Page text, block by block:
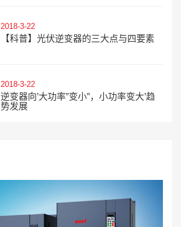
2018-3-22
【科普】光伏逆变器的三大点与四要素
2018-3-22
逆变器向’大功率”变小”，小功率变大’趋
势发展